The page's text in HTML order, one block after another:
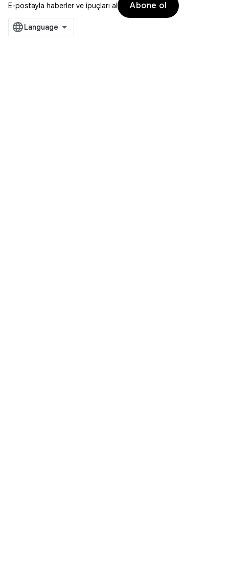
E-postayla haberler ve ipuçları al
Abone ol